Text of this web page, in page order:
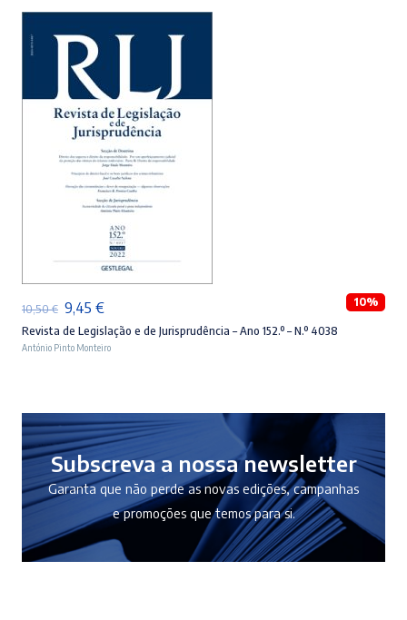
10,50€ O
preço
original
9,45 €O
preço
atual
10%
Revista de Legislação e de Jurisprudência – Ano 152.º – N.º 4038
António Pinto Monteiro
Subscreva a nossa newsletter
Garanta que não perde as novas edições, campanhas
e promoções que temos para si.